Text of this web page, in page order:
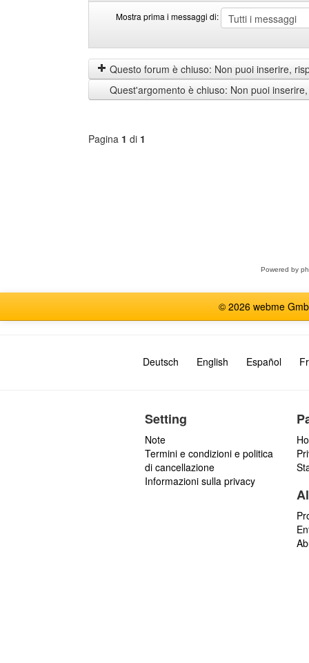
Mostra prima i messaggi di:
prima
i
messaggi
di
by
Questo forum è chiuso: Non puoi inserire,
Quest'argomento è chiuso: Non puoi
Pagina 1 di 1
Powered by
© 2026 webme
Deutsch English Español
Setting
Note
Termini e condizioni e politica
di cancellazione
Informazioni sulla privacy